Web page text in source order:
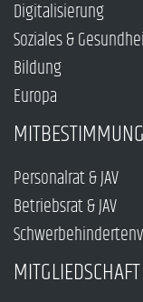
Digitalisierung
Soziales &
Bildung
Europa
MITBESTIMMUNG
Personalrat & JAV
Betriebsrat & JAV